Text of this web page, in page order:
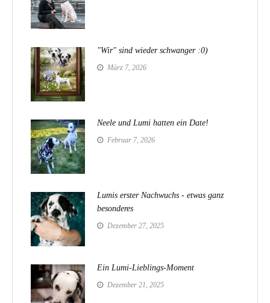
"Wir" sind wieder schwanger :0)
März 7, 2026
Neele und Lumi hatten ein Date!
Februar 7, 2026
Lumis erster Nachwuchs - etwas ganz
besonderes
Dezember 27, 2025
Ein Lumi-Lieblings-Moment
Dezember 21, 2025